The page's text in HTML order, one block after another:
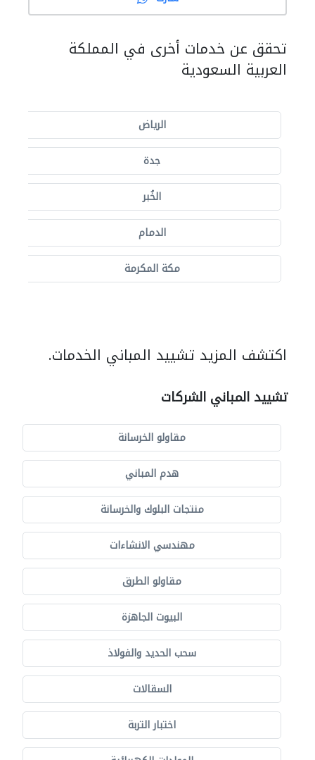
تحقق عن خدمات أخرى في المملكة
العربية السعودية
الرياض
جدة
الخُبر
الدمام
مكة المكرمة
اكتشف المزيد تشييد المباني الخدمات.
تشييد المباني الشركات
مقاولو الخرسانة
هدم المباني
منتجات البلوك والخرسانة
مهندسي الانشاءات
مقاولو الطرق
البيوت الجاهزة
سحب الحديد والفولاذ
السقالات
اختبار التربة